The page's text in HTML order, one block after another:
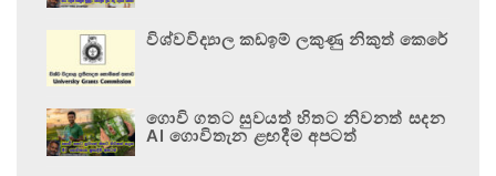
විශ්වවිද්‍යාල කඩඉම් ලකුණු නිකුත් කෙරේ
ගොවි ගතට සුවයත් හිතට නිවනත් සදන
AI ගොවිතැන ළඟදීම අපටත්